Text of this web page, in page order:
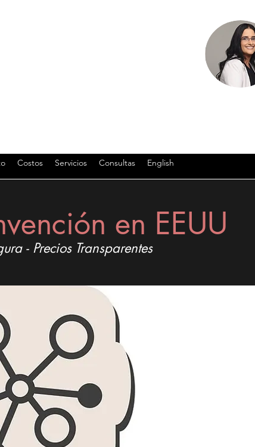
Costos Servicios Consultas English
en EEUU
- Precios Transparentes